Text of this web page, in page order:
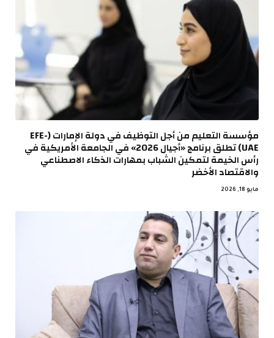
مؤسسة التعليم من أجل التوظيف في دولة الإمارات (EFE-
UAE) تطلق برنامج «أجيال 2026» في الجامعة الأمريكية في
رأس الخيمة لتمكين الشباب بمهارات الذكاء الاصطناعي
والاقتصاد الأخضر
مايو 18, 2026